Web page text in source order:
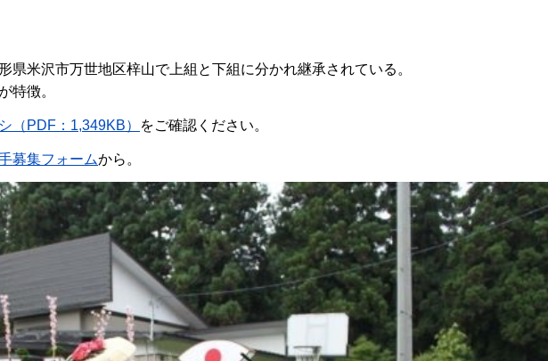
県米沢市万世地区梓山で上組と下組に分かれ継承されている。
特徴。
（PDF：1,349KB） をご確認ください。
募集フォームから。